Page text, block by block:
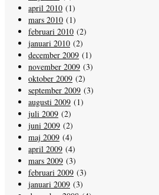
april 2010 (1)
mars 2010 (1)
februari 2010 (2)
januari 2010 (2)
december 2009 (1)
november 2009 (3)
oktober 2009 (2)
september 2009 (3)
augusti 2009 (1)
juli 2009 (2)
juni 2009 (2)
maj 2009 (4)
april 2009 (4)
mars 2009 (3)
februari 2009 (3)
januari 2009 (3)